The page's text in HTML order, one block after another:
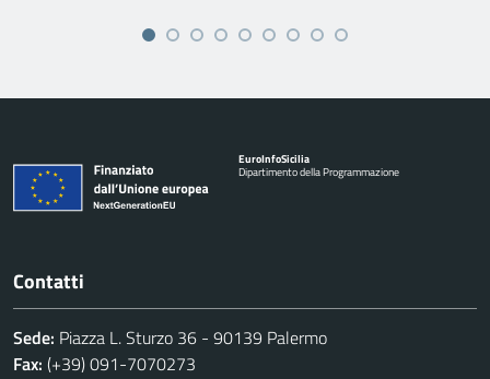
EuroInfoSicilia
Dipartimento della Programmazione
Contatti
Sede: Piazza L. Sturzo 36 - 90139 Palermo
Fax: (+39) 091-7070273